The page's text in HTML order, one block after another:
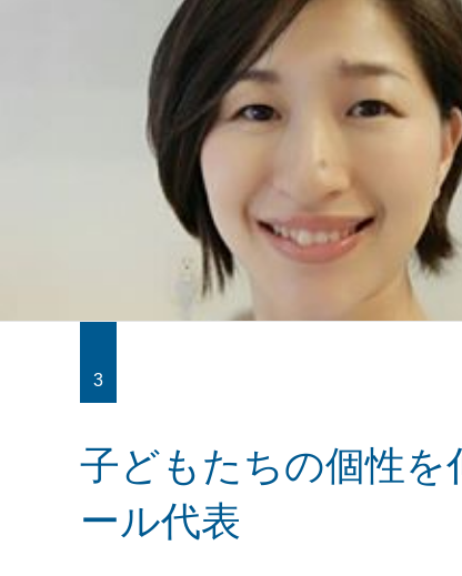
3
子どもたちの個性を
ール代表